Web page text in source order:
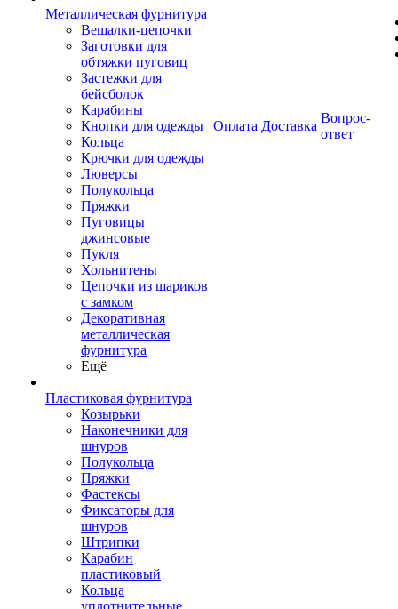
Металлическая фурнитура
Вешалки-цепочки
Заготовки для
обтяжки пуговиц
Застежки для
бейсболок
Карабины
Кнопки для одежды
Кольца
Крючки для одежды
Люверсы
Полукольца
Пряжки
Пуговицы
джинсовые
Пукля
Хольнитены
Цепочки из шариков
с замком
Декоративная
металлическая
фурнитура
Ещё
Пластиковая фурнитура
Козырьки
Наконечники для
шнуров
Полукольца
Пряжки
Фастексы
Фиксаторы для
шнуров
Штрипки
Карабин
пластиковый
Кольца
уплотнительные
Оплата Доставка
Вопрос-
ответ